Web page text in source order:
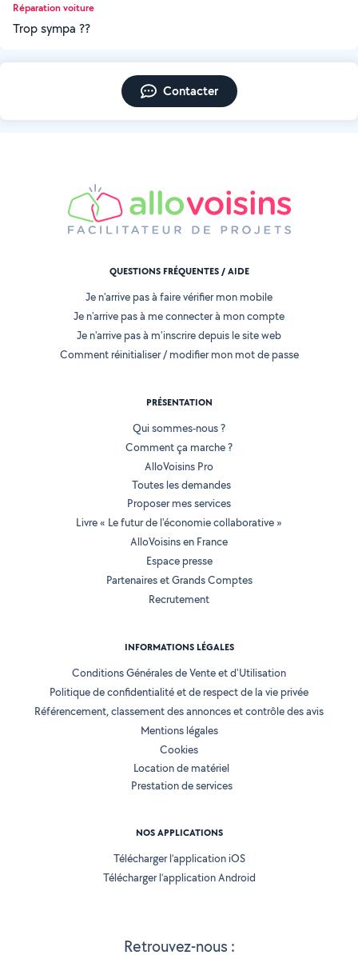
Réparation voiture
Trop sympa ??
Contacter
Retrouvez-nous :
QUESTIONS FRÉQUENTES / AIDE
Je n'arrive pas à faire vérifier mon mobile
Je n'arrive pas à me connecter à mon compte
Je n'arrive pas à m'inscrire depuis le site web
Comment réinitialiser / modifier mon mot de passe
PRÉSENTATION
Qui sommes-nous ?
Comment ça marche ?
AlloVoisins Pro
Toutes les demandes
Proposer mes services
Livre « Le futur de l'économie collaborative »
AlloVoisins en France
Espace presse
Partenaires et Grands Comptes
Recrutement
INFORMATIONS LÉGALES
Conditions Générales de Vente et d'Utilisation
Politique de confidentialité et de respect de la vie privée
Référencement, classement des annonces et contrôle des avis
Mentions légales
Cookies
Location de matériel
Prestation de services
NOS APPLICATIONS
Télécharger l’application iOS
Télécharger l’application Android